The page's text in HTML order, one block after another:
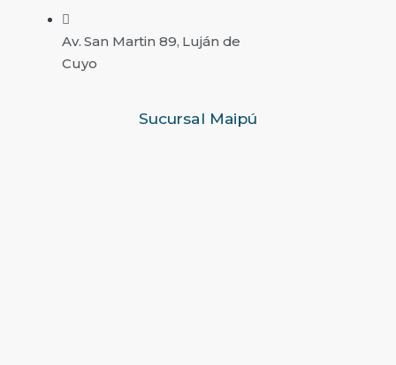
Av. San Martin 89, Luján de
Cuyo
Sucursal Maipú